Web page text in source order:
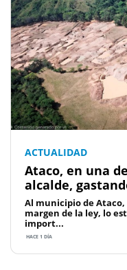
ACTUALIDAD
Ataco, en una
alcalde,
Al municipio de Ataco,
margen de la ley, lo
import...
HACE 1 DÍA